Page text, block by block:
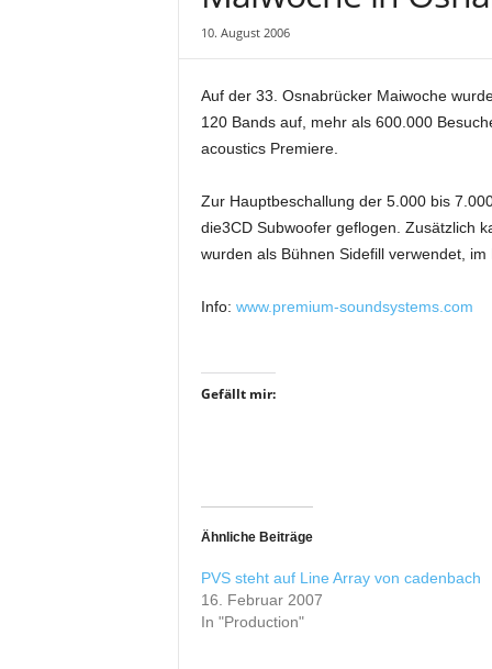
i
10. August 2006
Auf der 33. Osnabrücker Maiwoche
120 Bands auf, mehr als 600.000
acoustics Premiere.
Zur Hauptbeschallung der 5.000 bis
die3CD Subwoofer geflogen. Zusätz­lich
wurden als Bühnen Sidefill verwendet,
Info: www.premium-soundsystems.com
Gefällt mir:
Ähnliche Beiträge
PVS steht auf Line Array von cadenbach
16. Februar 2007
In "Production"